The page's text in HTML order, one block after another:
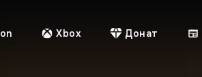
Xbox Донат